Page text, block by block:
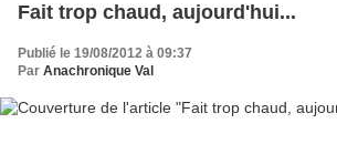
Fait trop chaud, aujourd'hui...
Publié le 19/08/2012 à 09:37
Par Anachronique Val